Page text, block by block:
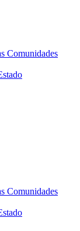
Comunidades
Comunidades